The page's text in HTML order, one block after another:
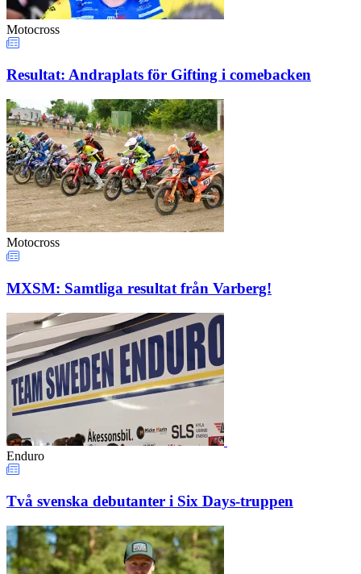
Motocross
Resultat: Andraplats för Gifting i comebacken
Motocross
MXSM: Samtliga resultat från Varberg!
Enduro
Två svenska debutanter i Six Days-truppen